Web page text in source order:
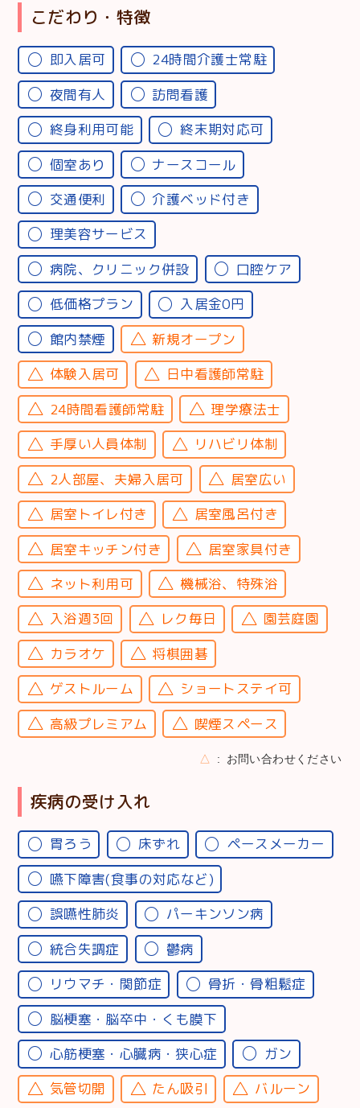
こだわり・特徴
即入居可
24時間介護士常駐
夜間有人
訪問看護
終身利用可能
終末期対応可
個室あり
ナースコール
交通便利
介護ベッド付き
理美容サービス
病院、クリニック併設
口腔ケア
低価格プラン
入居金0円
館内禁煙
新規オープン
体験入居可
日中看護師常駐
24時間看護師常駐
理学療法士
手厚い人員体制
リハビリ体制
2人部屋、夫婦入居可
居室広い
居室トイレ付き
居室風呂付き
居室キッチン付き
居室家具付き
ネット利用可
機械浴、特殊浴
入浴週3回
レク毎日
園芸庭園
カラオケ
将棋囲碁
ゲストルーム
ショートステイ可
高級プレミアム
喫煙スペース
△ お問い合わせください
疾病の受け入れ
胃ろう 床ずれ
ペースメーカー
嚥下障害(食事の対応など)
誤嚥性肺炎
パーキンソン病
統合失調症
鬱病
リウマチ・関節症
骨折・骨粗鬆症
脳梗塞・脳卒中・くも膜下
心筋梗塞・心臓病・狭心症
ガン
気管切開
たん吸引
バルーン